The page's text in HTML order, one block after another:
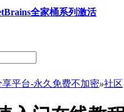
全家桶系列激活
平台-永久免费不加密»社区